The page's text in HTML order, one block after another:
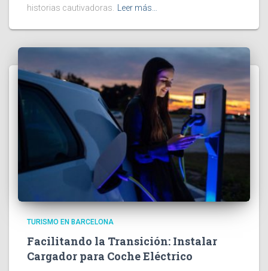
historias cautivadoras.
Leer más…
TURISMO EN BARCELONA
Facilitando la Transición: Instalar
Cargador para Coche Eléctrico